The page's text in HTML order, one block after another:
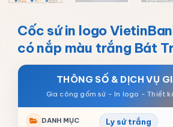
Cốc sứ in logo
có nắp màu trắng Bát
THÔNG SỐ & DỊCH VỤ
DANH MỤC Ly sứ trắng